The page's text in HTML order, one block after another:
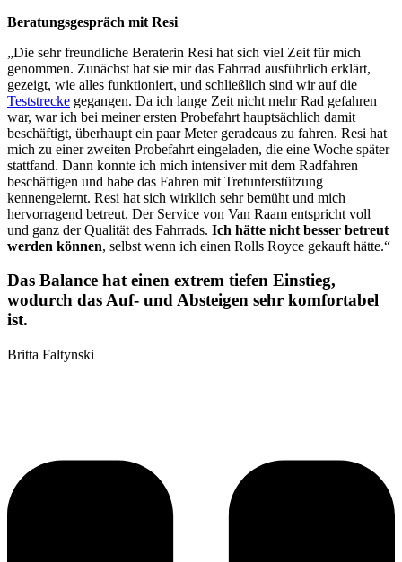
Beratungsgespräch mit Resi
„Die sehr freundliche Beraterin Resi hat sich viel Zeit für mich
genommen. Zunächst hat sie mir das Fahrrad ausführlich erklärt,
gezeigt, wie alles funktioniert, und schließlich sind wir auf die
Teststrecke gegangen. Da ich lange Zeit nicht mehr Rad gefahren
war, war ich bei meiner ersten Probefahrt hauptsächlich damit
beschäftigt, überhaupt ein paar Meter geradeaus zu fahren. Resi hat
mich zu einer zweiten Probefahrt eingeladen, die eine Woche später
stattfand. Dann konnte ich mich intensiver mit dem Radfahren
beschäftigen und habe das Fahren mit Tretunterstützung
kennengelernt. Resi hat sich wirklich sehr bemüht und mich
hervorragend betreut. Der Service von Van Raam entspricht voll
und ganz der Qualität des Fahrrads. Ich hätte nicht besser betreut
werden können, selbst wenn ich einen Rolls Royce gekauft hätte.“
Das Balance hat einen extrem tiefen Einstieg,
wodurch das Auf- und Absteigen sehr komfortabel
ist.
Britta Faltynski